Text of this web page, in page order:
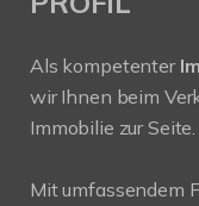
Als kompetenter
wir Ihnen beim
Immobilie zur Seite.
Mit umfassendem